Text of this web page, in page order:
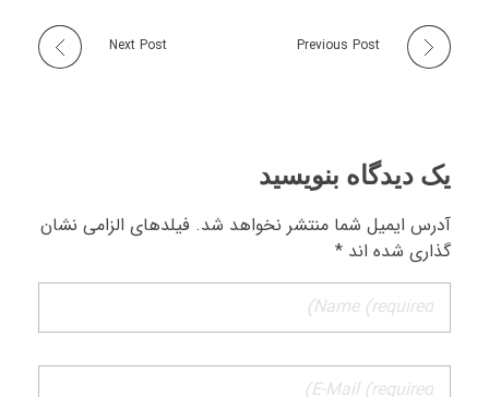
Previous Post
Next Post
یک دیدگاه بنویسید
آدرس ایمیل شما منتشر نخواهد شد. فیلدهای الزامی نشان
گذاری شده اند *